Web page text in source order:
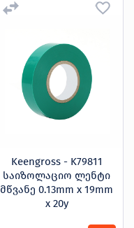
Keengross - K79811
საიზოლაციო ლენტი
მწვანე 0.13mm x 19mm
x 20y